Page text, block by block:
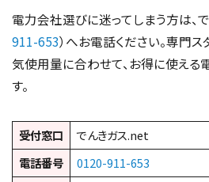
電力会社選びに迷ってしまう方は、
911-653）へお電話ください。専門
気使用量に合わせて、お得に使える
す。
受付窓口
でんきガス.net
電話番号
0120-911-653